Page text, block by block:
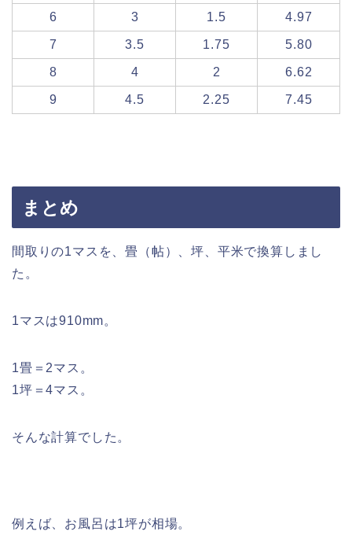
6 3 1.5 4.97
7 3.5 1.75 5.80
8 4 2 6.62
9 4.5 2.25 7.45
まとめ
間取りの1マスを、畳（帖）、坪、平米で換算しまし
た。
1マスは910mm。
1畳＝2マス。
1坪＝4マス。
そんな計算でした。
例えば、お風呂は1坪が相場。